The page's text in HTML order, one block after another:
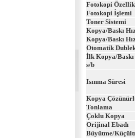
Fotokopi
Fotokopi İşlemi
Toner Sistemi
Kopya/Baskı
Kopya/Baskı
Otomatik
İlk Kopya/Baskı
s/b
Isınma Süresi
Kopya
Tonlama
Çoklu Kopya
Orijinal Ebadı
Büyütme/